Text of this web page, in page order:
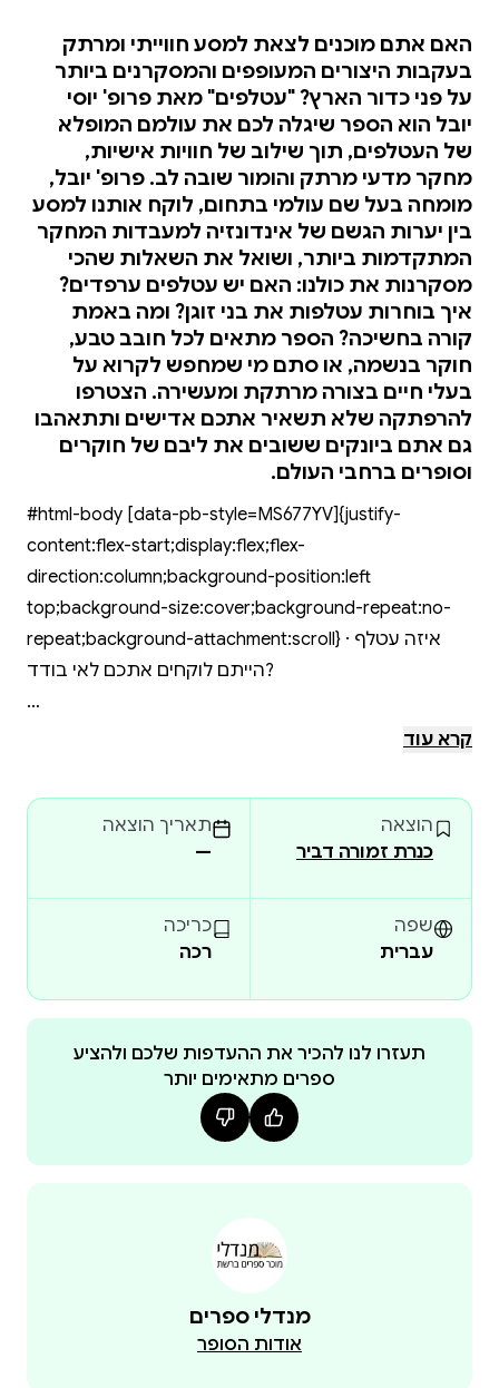
האם אתם מוכנים לצאת למסע חווייתי ומרתק
בעקבות היצורים המעופפים והמסקרנים ביותר
על פני כדור הארץ? "עטלפים" מאת פרופ' יוסי
יובל הוא הספר שיגלה לכם את עולמם המופלא
של העטלפים, תוך שילוב של חוויות אישיות,
מחקר מדעי מרתק והומור שובה לב. פרופ' יובל,
מומחה בעל שם עולמי בתחום, לוקח אותנו למסע
בין יערות הגשם של אינדונזיה למעבדות המחקר
המתקדמות ביותר, ושואל את השאלות שהכי
מסקרנות את כולנו: האם יש עטלפים ערפדים?
איך בוחרות עטלפות את בני זוגן? ומה באמת
קורה בחשיכה? הספר מתאים לכל חובב טבע,
חוקר בנשמה, או סתם מי שמחפש לקרוא על
בעלי חיים בצורה מרתקת ומעשירה. הצטרפו
להרפתקה שלא תשאיר אתכם אדישים ותתאהבו
גם אתם ביונקים ששובים את ליבם של חוקרים
וסופרים ברחבי העולם.
#html-body [data-pb-style=MS677YV]{justify-
content:flex-start;display:flex;flex-
direction:column;background-position:left
top;background-size:cover;background-repeat:no-
repeat;background-attachment:scroll} ⋅ איזה עטלף
הייתם לוקחים אתכם לאי בודד?
⋅ האם באמת ישנם עטלפים ערפדים?
העטלפים הם כנראה היונקים המסקרנים ביותר בפלנטה
שלנו. האם זה משום שהם מעופפים? האם בזכות יכולתם
"לראות" באמצעות קולות גם בחשיכה מוחלטת? ומה הם
מעוררים בנו יותר – פחד או התפעלות?
כש פרופ' יוסי יובֵל כותב על עטלפים, החיבה שלו כלפיהם
פשוט מדַבקת: נוכחת בכל משפט, מלאת הומור, אהבת
טבע ואדם. כמי שנמצא בחזית המחקר העולמית בנושא,
במסעו בעקבות בעלי־החיים המסקרנים האלה מראיין
הוא מאפשר לנו הצצה לא רק לעולמם המרתק של
היונקים המעופפים, אלא גם לחוויותיהם הלא שגרתיות של
קרא עוד
הוצאה
כנרת זמורה דביר
תאריך הוצאה
—
שפה
עברית
כריכה
רכה
תעזרו לנו להכיר את ההעדפות שלכם ולהציע
ספרים מתאימים יותר
מנדלי ספרים
אודות הסופר